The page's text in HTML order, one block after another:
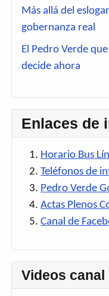
Más allá del
gobernanza real
El Pedro Verde
decide ahora
Enlaces de
Horario Bus
Teléfonos de
Pedro Verde
Actas Plenos
Canal de
Videos canal